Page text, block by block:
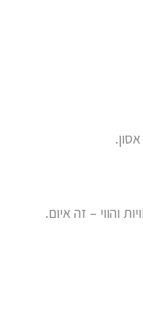
והווי – זה איום.